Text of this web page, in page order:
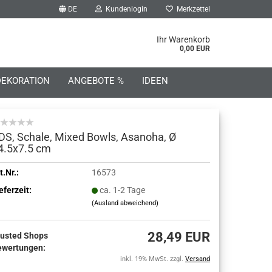
DE Kundenlogin
erstellen
vergessen?
Merkzettel
Ihr Warenkorb
0,00 EUR
ANGEBOTE % IDEEN
Schale, Mixed Bowls, Asanoha, Ø
cm
16573
ca. 1-2 Tage
(Ausland abweichend)
Shops
28,49 EUR
inkl. 19% MwSt. zzgl. Versand